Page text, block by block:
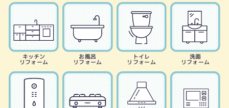
キッチン
リフォーム
お風呂
リフォーム
トイレ
リフォーム
洗面
リフォーム